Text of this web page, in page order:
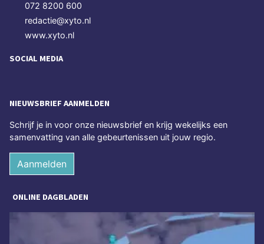
072 8200 600
redactie@xyto.nl
www.xyto.nl
SOCIAL MEDIA
NIEUWSBRIEF AANMELDEN
Schrijf je in voor onze nieuwsbrief en krijg wekelijks een
samenvatting van alle gebeurtenissen uit jouw regio.
Aanmelden
ONLINE DAGBLADEN